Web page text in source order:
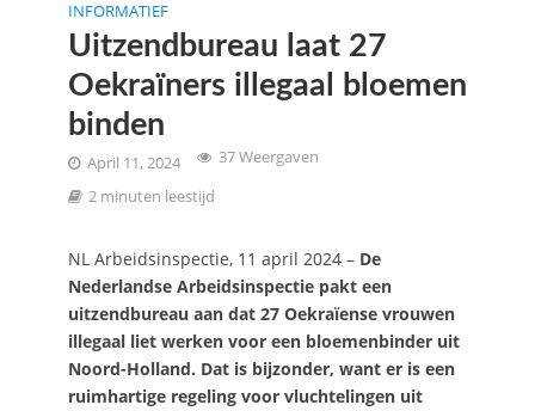
INFORMATIEF
Uitzendbureau laat 27
Oekraïners illegaal bloemen
binden
April 11, 2024
37 Weergaven
2 minuten leestijd
NL Arbeidsinspectie, 11 april 2024 – De
Nederlandse Arbeidsinspectie pakt een
uitzendbureau aan dat 27 Oekraïense vrouwen
illegaal liet werken voor een bloemenbinder uit
Noord-Holland. Dat is bijzonder, want er is een
ruimhartige regeling voor vluchtelingen uit